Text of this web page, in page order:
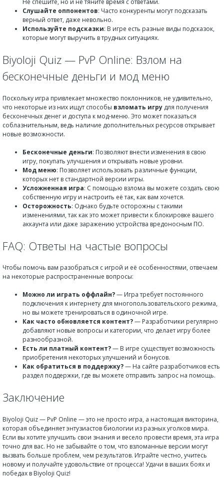
Не спешите, но и не тяните время с ответами.
Слушайте оппонентов: Часто конкуренты могут подсказать
верный ответ, даже невольно.
Используйте подсказки: В игре есть разные виды подсказок,
которые могут выручить в трудных ситуациях.
Biyoloji Quiz — PvP Online: Взлом на
бесконечные деньги и мод меню
Поскольку игра привлекает множество поклонников, не удивительно,
что некоторые из них ищут способы взломать игру для получения
бесконечных денег и доступа к мод-меню. Это может показаться
соблазнительным, ведь наличие дополнительных ресурсов открывает
новые возможности.
Бесконечные деньги: Позволяют внести изменения в свою
игру, покупать улучшения и открывать новые уровни.
Мод меню: Позволяет использовать различные функции,
которых нет в стандартной версии игры.
Усложненная игра: С помощью взлома вы можете создать свою
собственную игру и настроить её так, как вам хочется.
Осторожность: Однако будьте осторожны с такими
изменениями, так как это может привести к блокировке вашего
аккаунта или даже заражению устройства вредоносным ПО.
FAQ: Ответы на частые вопросы
Чтобы помочь вам разобраться с игрой и её особенностями, отвечаем
на некоторые распространенные вопросы:
Можно ли играть оффлайн?— Игра требует постоянного
подключения к интернету для многопользовательского режима,
но вы можете тренироваться в одиночной игре.
Как часто обновляется контент?— Разработчики регулярно
добавляют новые вопросы и категории, что делает игру более
разнообразной.
Есть ли платный контент?— В игре существует возможность
приобретения некоторых улучшений и бонусов.
Как обратиться в поддержку?— На сайте разработчиков есть
раздел поддержки, где вы можете отправить запрос на помощь.
Заключение
Biyoloji Quiz — PvP Online — это не просто игра, а настоящая викторина,
которая объединяет энтузиастов биологии из разных уголков мира.
Если вы хотите улучшить свои знания и весело провести время, эта игра
точно для вас. Но не забывайте о том, что взломанные версии могут
вызвать больше проблем, чем результатов. Играйте честно, учитесь
новому и получайте удовольствие от процесса! Удачи в ваших боях и
победах в Biyoloji Quiz!